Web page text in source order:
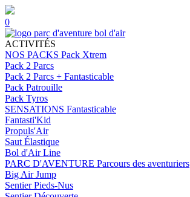
0
ACTIVITÉS
NOS PACKS Pack Xtrem
Pack 2 Parcs
Pack 2 Parcs + Fantasticable
Pack Patrouille
Pack Tyros
SENSATIONS Fantasticable
Fantasti'Kid
Propuls'Air
Saut Élastique
Bol d'Air Line
PARC D'AVENTURE Parcours des aventuriers
Big Air Jump
Sentier Pieds-Nus